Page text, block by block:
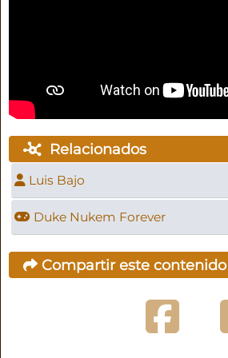
Relacionados
Luis Bajo
Duke Nukem Forever
Compartir este contenido